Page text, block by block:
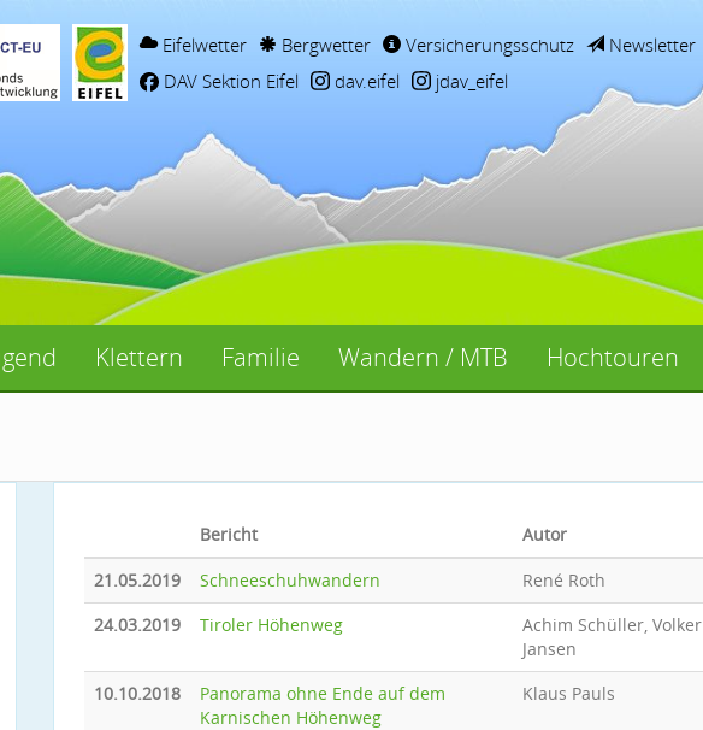
Eifelwetter Bergwetter Versicherungsschutz Newsletter
DAV Sektion Eifel
dav.eifel jdav_eifel
Klettern Familie Wandern / MTB Hochtouren
Bericht Autor
21.05.2019
Schneeschuhwandern René Roth
24.03.2019
Tiroler Höhenweg
Achim Schüller, Volker
Jansen
10.10.2018
Panorama ohne Ende auf dem
Karnischen Höhenweg
Klaus Pauls